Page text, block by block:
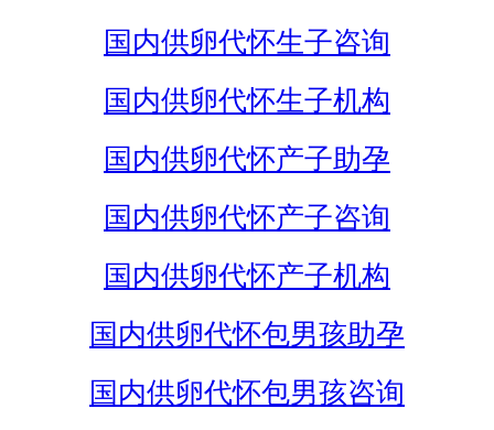
国内供卵代怀生子咨询
国内供卵代怀生子机构
国内供卵代怀产子助孕
国内供卵代怀产子咨询
国内供卵代怀产子机构
国内供卵代怀包男孩助孕
国内供卵代怀包男孩咨询